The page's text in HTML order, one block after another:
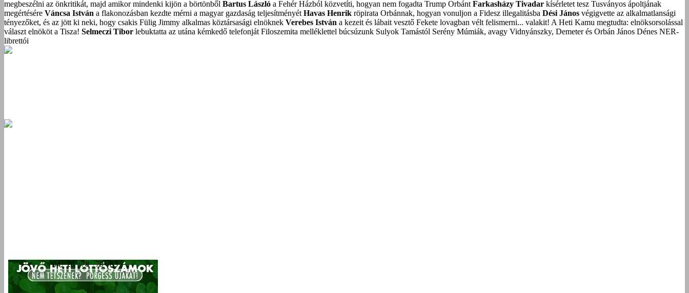
megbeszélni az önkritikát, majd amikor mindenki kijön a börtönből Bartus László a Fehér Házból közvetíti, hogyan nem fogadta Trump Orbánt Farkasházy Tivadar kísérletet tesz Tusványos ápoltjának
megértésére Váncsa István a flakonozásban kezdte mérni a magyar gazdaság teljesítményét Havas Henrik röpirata Orbánnak, hogyan vonuljon a Fidesz illegalitásba Dési János végigvette az alkalmatlansági
tényezőket, és az jött ki neki, hogy csakis Fülig Jimmy alkalmas köztársasági elnöknek Verebes István a kezeit és lábait vesztő Fekete lovagban vélt felismerni... valakit! A Heti Kamu megtudta: elnöksorsolással
választ elnököt a Tisza! Selmeczi Tibor lebuktatta az utána kémkedő telefonját Filoszemita melléklettel búcsúzunk Sulyok Tamástól Serény Múmiák, avagy Vidnyánszky, Demeter és Orbán János Dénes NER-
librettói